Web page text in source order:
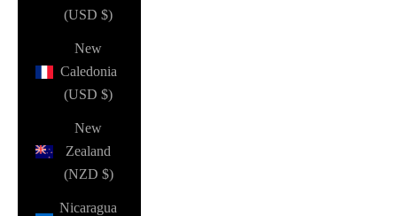
(USD $)
New
Caledonia
(USD $)
New
Zealand
(NZD $)
Nicaragua